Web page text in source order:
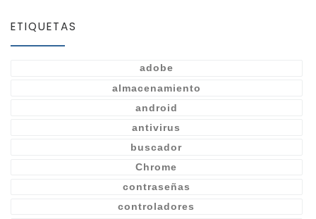
ETIQUETAS
adobe
almacenamiento
android
antivirus
buscador
Chrome
contraseñas
controladores